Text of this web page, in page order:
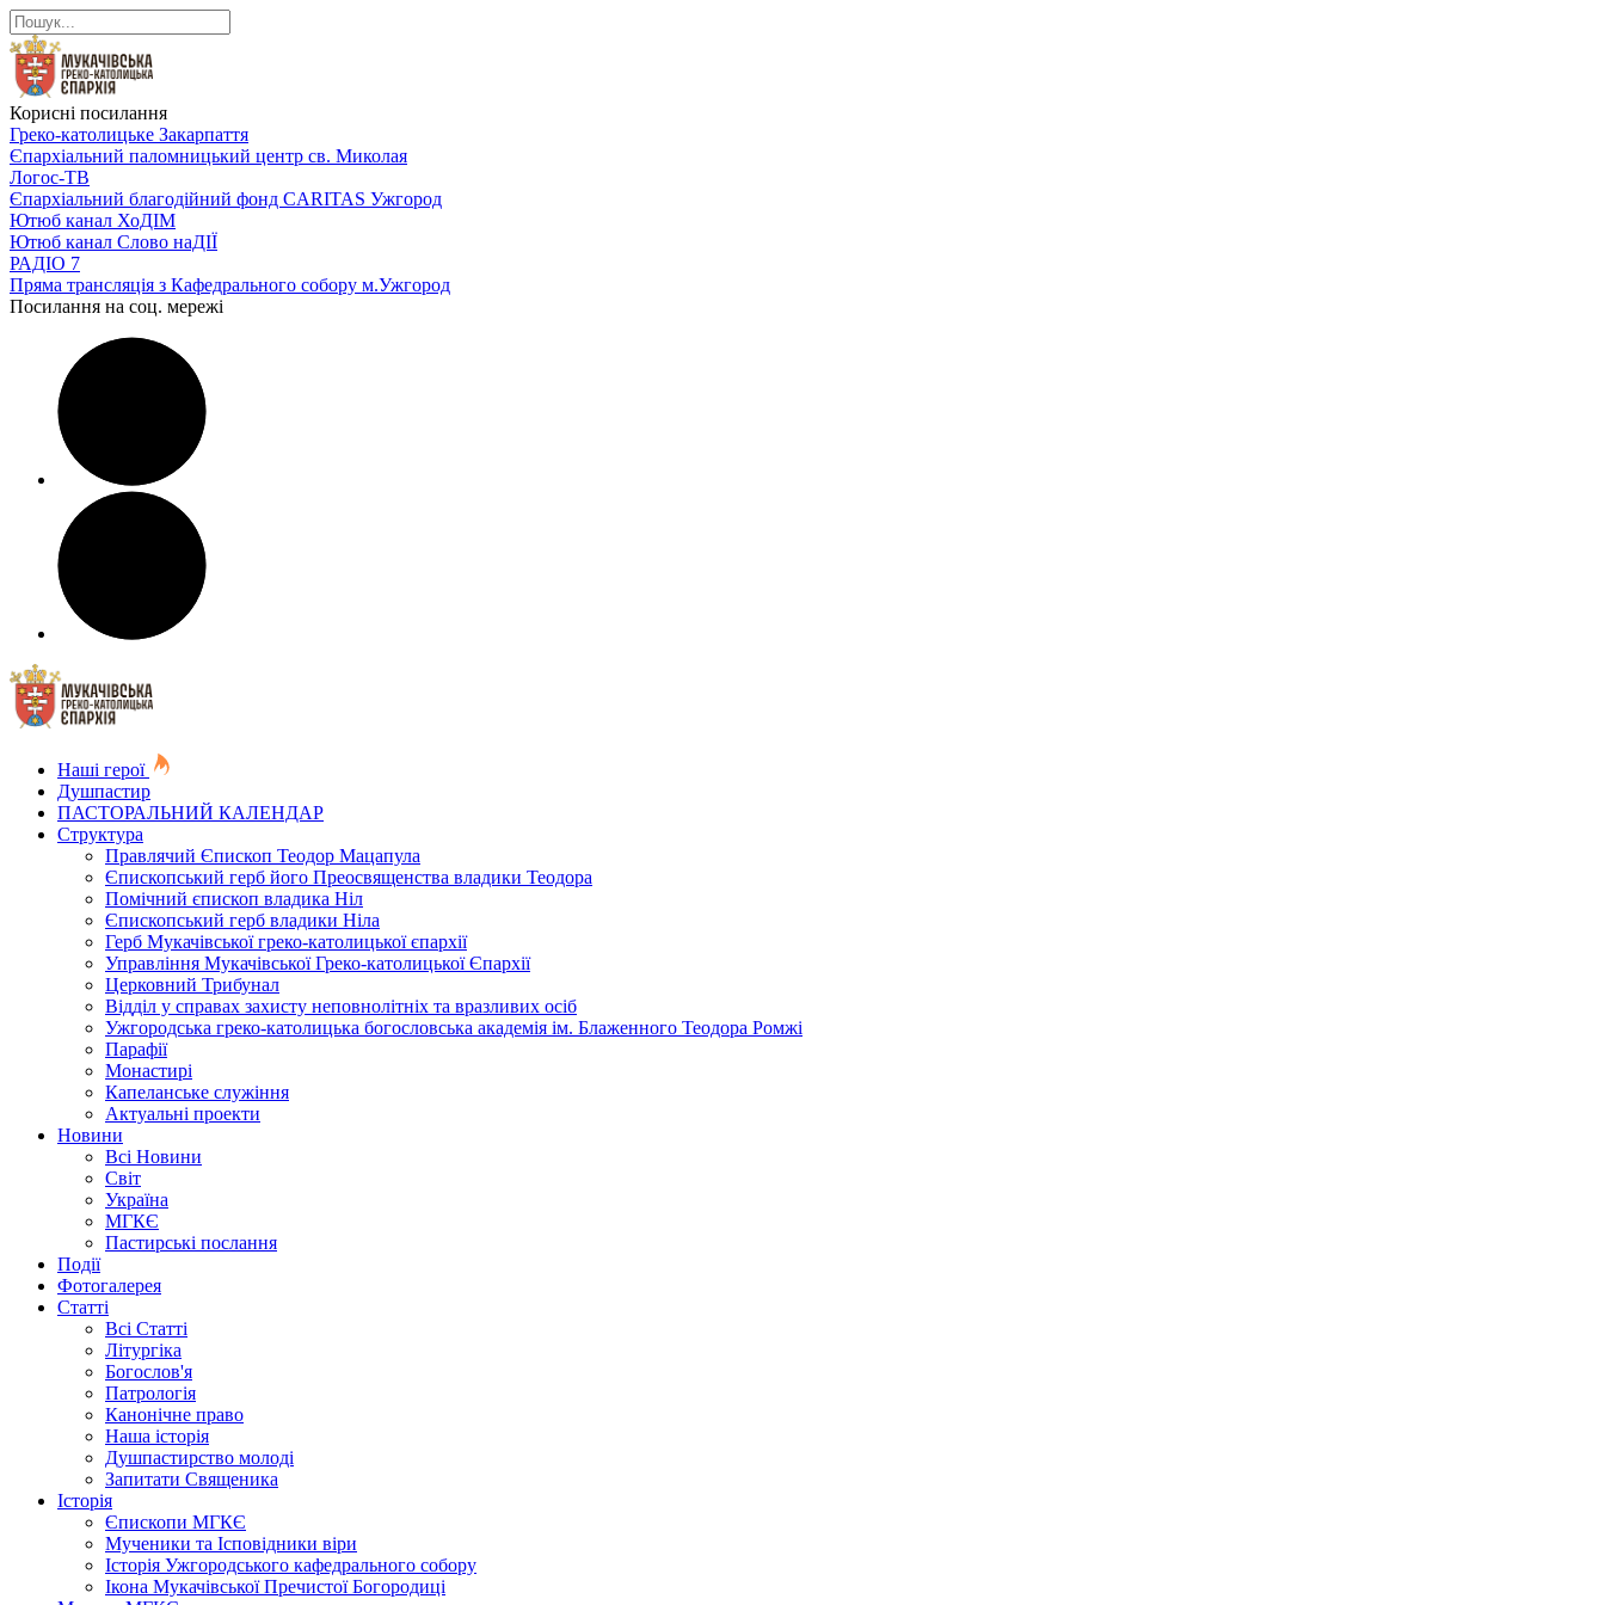
Корисні посилання
Греко-католицьке Закарпаття
Єпархіальний паломницький центр св. Миколая
Логос-ТВ
Єпархіальний благодійний фонд CARITAS Ужгород
Ютюб канал ХоДІМ
Ютюб канал Слово наДІЇ
РАДІО 7
Пряма трансляція з Кафедрального собору м.Ужгород
Посилання на соц. мережі
Наші герої
Душпастир
ПАСТОРАЛЬНИЙ КАЛЕНДАР
Структура
Правлячий Єпископ Теодор Мацапула
Єпископський герб його Преосвященства владики Теодора
Помічний єпископ владика Ніл
Єпископський герб владики Ніла
Герб Мукачівської греко-католицької єпархії
Управління Мукачівської Греко-католицької Єпархії
Церковний Трибунал
Відділ у справах захисту неповнолітніх та вразливих осіб
Ужгородська греко-католицька богословська академія ім. Блаженного Теодора Ромжі
Парафії
Монастирі
Капеланське служіння
Актуальні проекти
Новини
Всі Новини
Світ
Україна
МГКЄ
Пастирські послання
Події
Фотогалерея
Статті
Всі Статті
Літургіка
Богослов'я
Патрологія
Канонічне право
Наша історія
Душпастирство молоді
Запитати Священика
Історія
Єпископи МГКЄ
Мученики та Ісповідники віри
Історія Ужгородського кафедрального собору
Ікона Мукачівської Пречистої Богородиці